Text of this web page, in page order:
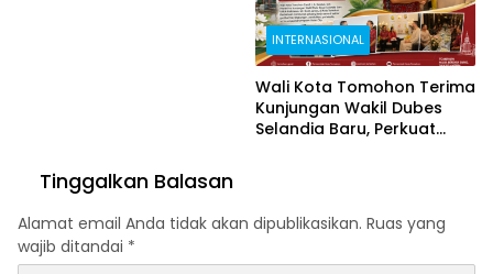
INTERNASIONAL
Wali Kota Tomohon Terima
Kunjungan Wakil Dubes
Selandia Baru, Perkuat
Tinggalkan Balasan
Alamat email Anda tidak akan dipublikasikan. Ruas yang
wajib ditandai *